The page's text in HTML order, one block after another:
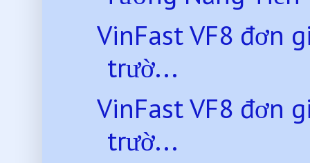
VinFast VF8 đơn
trườ...
VinFast VF8 đơn
trườ...